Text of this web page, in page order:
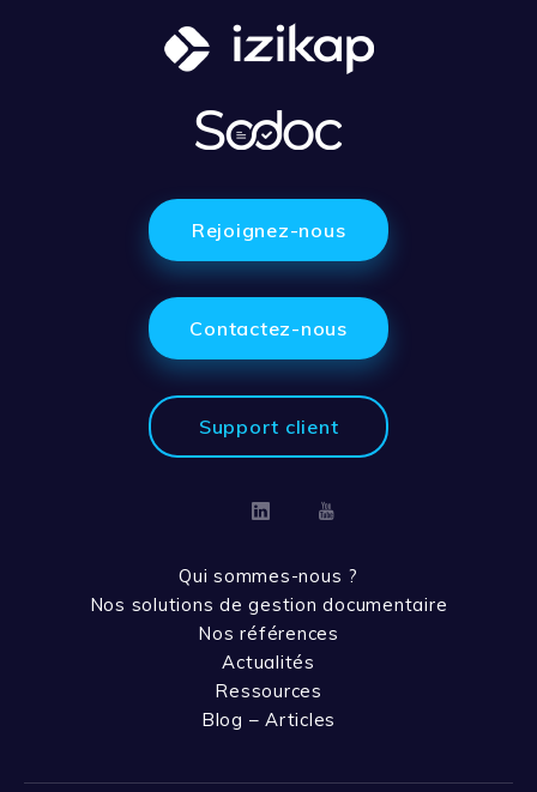
Rejoignez-nous
Contactez-nous
Support client
LinkedinYoutube
Qui sommes-nous ?
Nos solutions de gestion documentaire
Nos références
Actualités
Ressources
Blog – Articles